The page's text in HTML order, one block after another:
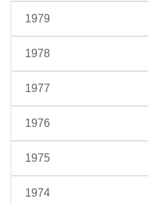
1979
1978
1977
1976
1975
1974